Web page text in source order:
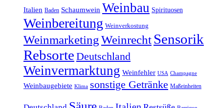
Italien Baden Schaumwein Weinbau Spirituosen
Weinbereitung Weinverkostung
WeinmarketingWeinrecht Sensorik
Rebsorte Deutschland
Weinvermarktung Weinfehler USA Champagne
Weinbaugebiete Klima sonstige Getränke Maßeinheiten